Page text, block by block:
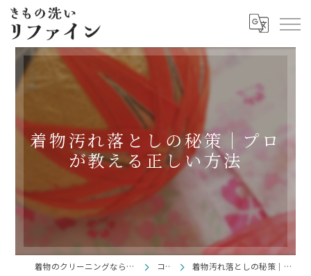
着物汚れ落としの秘策｜プロ
が教える正しい方法
着物のクリーニングならきもの洗い リファイン コラム 着物汚れ落としの秘策｜プロが教える正しい方法